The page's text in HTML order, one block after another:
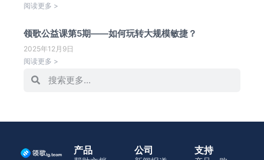
阅读更多 >
领歌公益课第5期——如何玩转大规模敏捷？
2025年12月9日
阅读更多 >
产品 公司 支持